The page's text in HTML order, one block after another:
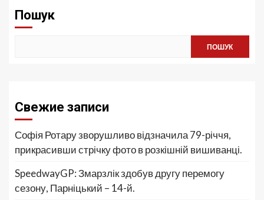
Пошук
ПОШУК
Свежие записи
Софія Ротару зворушливо відзначила 79-річчя,
прикрасивши стрічку фото в розкішній вишиванці.
SpeedwayGP: Змарзлік здобув другу перемогу
сезону, Парніцький – 14-й.